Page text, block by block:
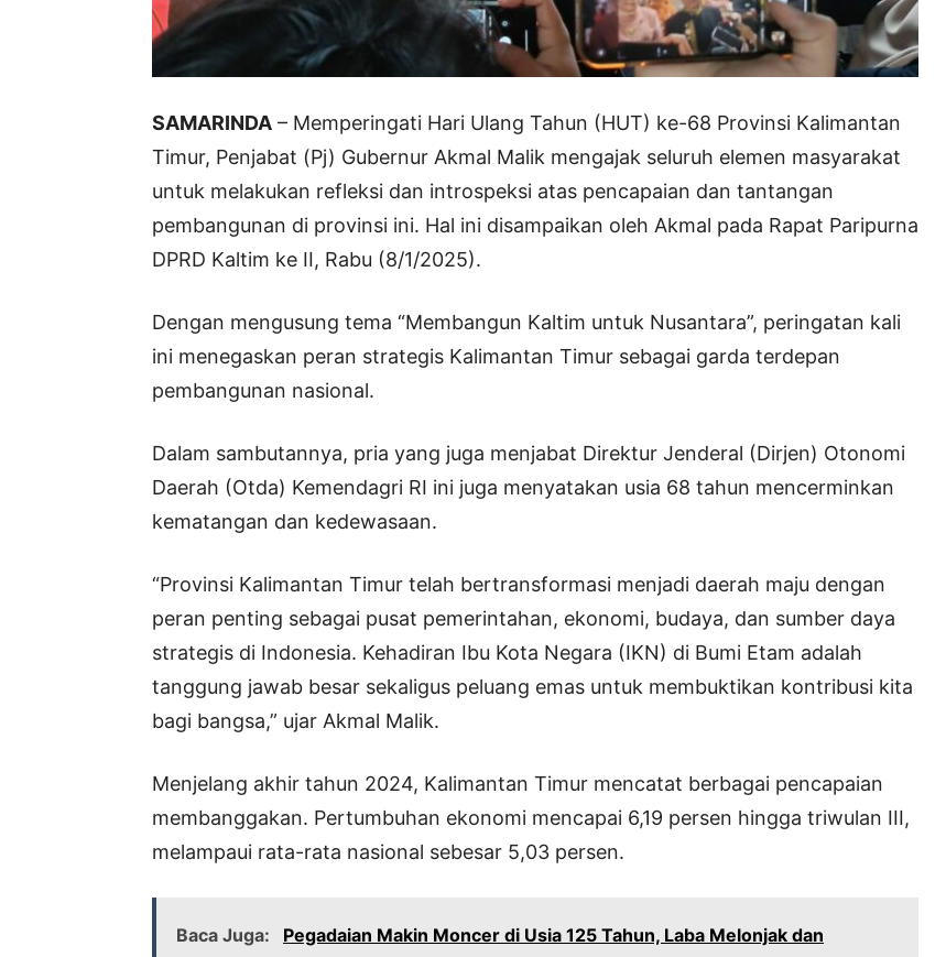
SAMARINDA – Memperingati Hari Ulang Tahun (HUT) ke-68 Provinsi Kalimantan
Timur, Penjabat (Pj) Gubernur Akmal Malik mengajak seluruh elemen masyarakat
untuk melakukan refleksi dan introspeksi atas pencapaian dan tantangan
pembangunan di provinsi ini. Hal ini disampaikan oleh Akmal pada Rapat Paripurna
DPRD Kaltim ke II, Rabu (8/1/2025).
Dengan mengusung tema “Membangun Kaltim untuk Nusantara”, peringatan kali
ini menegaskan peran strategis Kalimantan Timur sebagai garda terdepan
pembangunan nasional.
Dalam sambutannya, pria yang juga menjabat Direktur Jenderal (Dirjen) Otonomi
Daerah (Otda) Kemendagri RI ini juga menyatakan usia 68 tahun mencerminkan
kematangan dan kedewasaan.
“Provinsi Kalimantan Timur telah bertransformasi menjadi daerah maju dengan
peran penting sebagai pusat pemerintahan, ekonomi, budaya, dan sumber daya
strategis di Indonesia. Kehadiran Ibu Kota Negara (IKN) di Bumi Etam adalah
tanggung jawab besar sekaligus peluang emas untuk membuktikan kontribusi kita
bagi bangsa,” ujar Akmal Malik.
Menjelang akhir tahun 2024, Kalimantan Timur mencatat berbagai pencapaian
membanggakan. Pertumbuhan ekonomi mencapai 6,19 persen hingga triwulan III,
melampaui rata-rata nasional sebesar 5,03 persen.
Baca Juga:
Pegadaian Makin Moncer di Usia 125 Tahun, Laba Melonjak dan